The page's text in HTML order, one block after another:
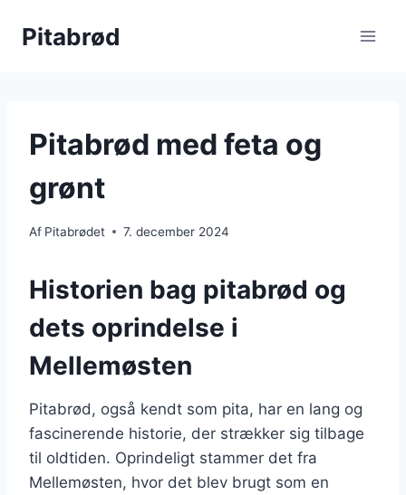
Pitabrød
Pitabrød med feta og
grønt
Af Pitabrødet 7. december 2024
Historien bag pitabrød og
dets oprindelse i
Mellemøsten
Pitabrød, også kendt som pita, har en lang og
fascinerende historie, der strækker sig tilbage
til oldtiden. Oprindeligt stammer det fra
Mellemøsten, hvor det blev brugt som en